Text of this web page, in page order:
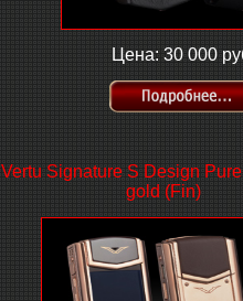
Цена: 30 000
Vertu Signature S Design
gold (Fin)